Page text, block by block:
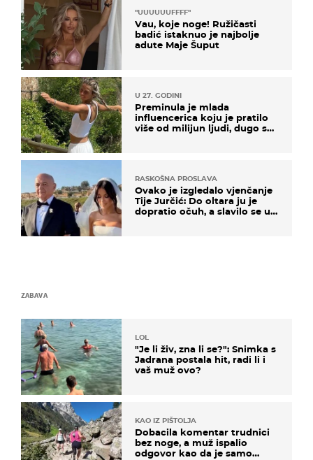
"UUUUUUFFFF"
Vau, koje noge! Ružičasti
badić istaknuo je najbolje
adute Maje Šuput
U 27. GODINI
Preminula je mlada
influencerica koju je pratilo
više od milijun ljudi, dugo se
RASKOŠNA PROSLAVA
Ovako je izgledalo vjenčanje
Tije Jurčić: Do oltara ju je
dopratio očuh, a slavilo se uz
ZABAVA
LOL
"Je li živ, zna li se?": Snimka s
Jadrana postala hit, radi li i
vaš muž ovo?
KAO IZ PIŠTOLJA
Dobacila komentar trudnici
bez noge, a muž ispalio
odgovor kao da je samo